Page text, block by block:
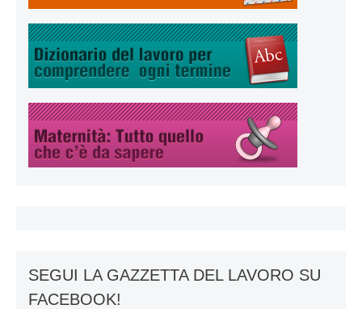
SEGUI LA GAZZETTA DEL LAVORO SU
FACEBOOK!